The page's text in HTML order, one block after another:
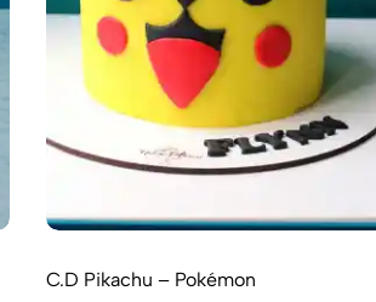
C.D Pikachu – Pokémon